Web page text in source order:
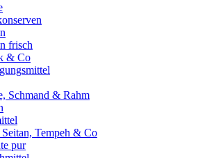
frisch
& Co
Schmand & Rahm
Tempeh & Co
pur